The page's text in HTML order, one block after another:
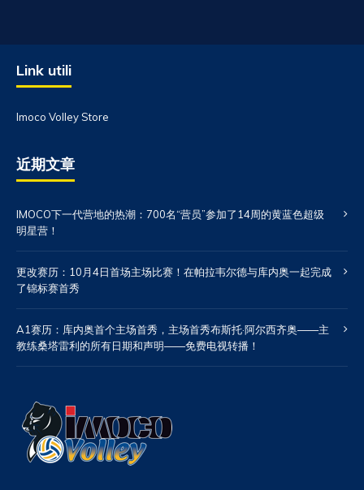
Link utili
Imoco Volley Store
近期文章
IMOCO下一代营地的热潮：700名“营员”参加了14周的黄蓝色超级
明星营！
更改赛历：10月4日首场主场比赛！在帕拉韦尔德与库内奥一起完成
了锦标赛首秀
A1赛历：库内奥首个主场首秀，主场首秀布斯托·阿尔西齐奥——主
教练桑塔雷利的所有日期和声明——免费电视转播！